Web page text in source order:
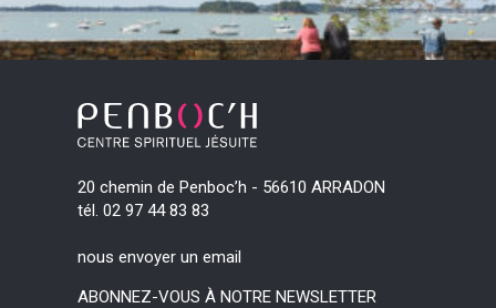
20 chemin de Penboc’h - 56610 ARRADON
tél. 02 97 44 83 83
nous envoyer un email
ABONNEZ-VOUS À NOTRE NEWSLETTER